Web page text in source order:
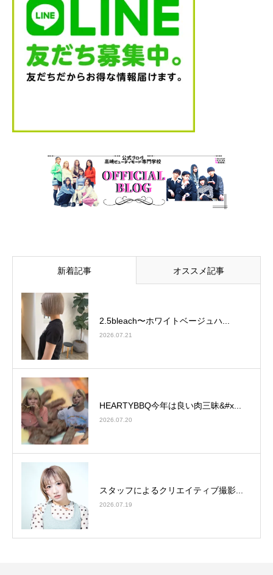
新着記事 オススメ記事
2.5bleach〜ホワイトベージュ⁡ハ...
2026.07.21
HEARTYBBQ今年は良い肉三昧&#x...
2026.07.20
スタッフによるクリエイティブ撮影...
2026.07.19